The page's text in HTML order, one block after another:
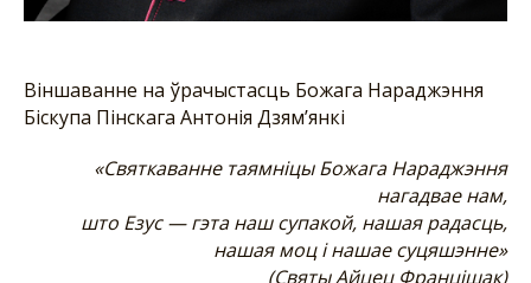
Віншаванне на ўрачыстасць Божага Нараджэння
Біскупа Пінскага Антонія Дзям’янкі
«Святкаванне таямніцы Божага Нараджэння
нагадвае нам,
што Езус — гэта наш супакой, нашая радасць,
нашая моц і нашае суцяшэнне»
(Святы Айцец Францішак)